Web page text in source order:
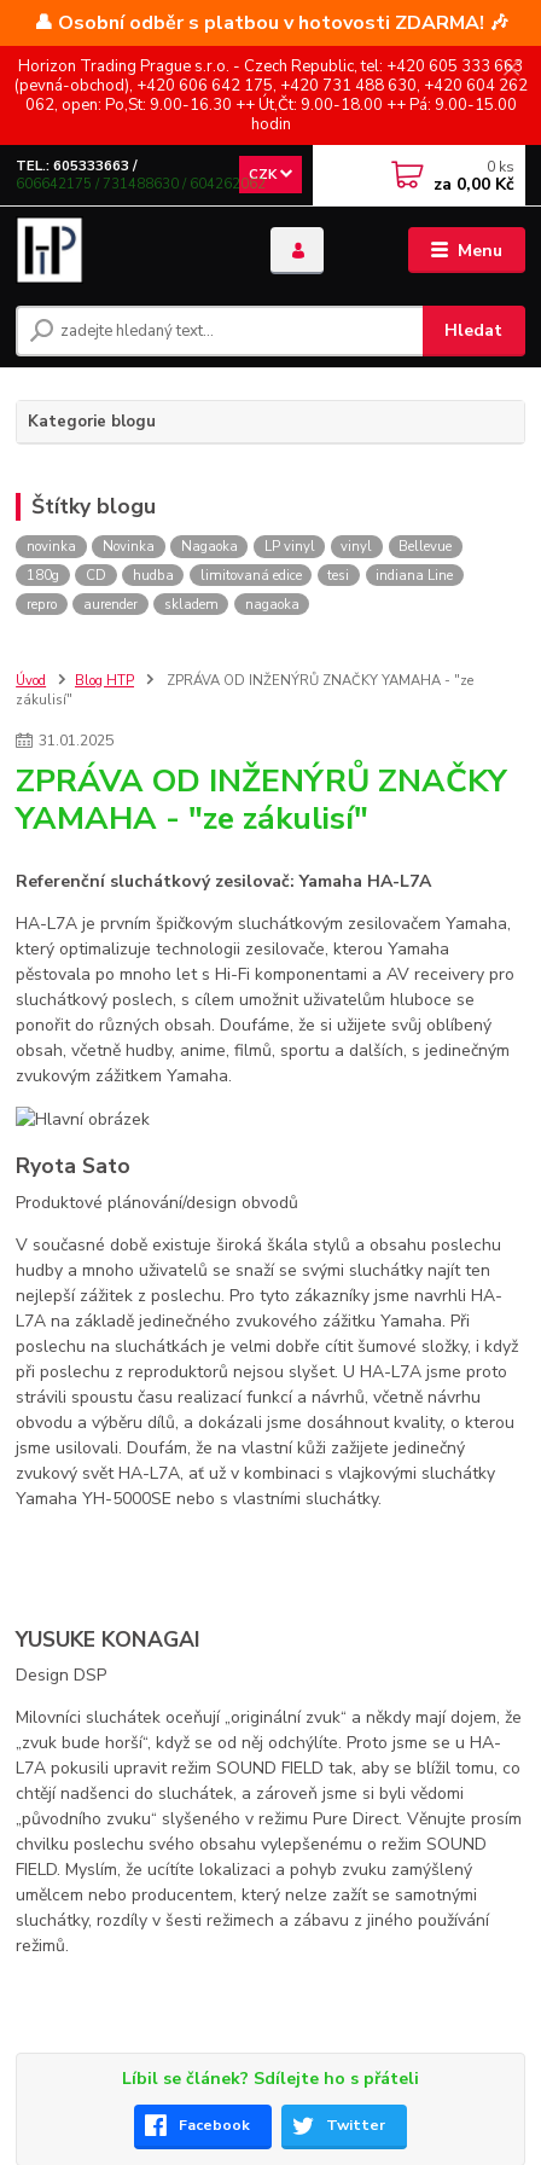
👤 Osobní odběr s platbou v hotovosti ZDARMA! 🎶
Horizon Trading Prague s.r.o. - Czech Republic, tel: +420 605 333 663
(pevná-obchod), +420 606 642 175, +420 731 488 630, +420 604 262
062, open: Po,St: 9.00-16.30 ++ Út,Čt: 9.00-18.00 ++ Pá: 9.00-15.00
hodin
Menu
CZK
Hledat
TEL.: 605333663 /
606642175 / 731488630 / 604262062
0 ks
za 0,00 Kč
Kategorie blogu
Štítky blogu
novinka Novinka Nagaoka LP vinyl vinyl
Bellevue
180g
CD hudba limitovaná edice tesi
indiana Line
repro
aurender skladem nagaoka
Úvod Blog HTP
ZPRÁVA OD INŽENÝRŮ ZNAČKY YAMAHA - "ze
zákulisí"
31.01.2025
ZPRÁVA OD INŽENÝRŮ ZNAČKY
YAMAHA - "ze zákulisí"
Referenční sluchátkový zesilovač: Yamaha HA-L7A
HA-L7A je prvním špičkovým sluchátkovým zesilovačem Yamaha,
který optimalizuje technologii zesilovače, kterou Yamaha
pěstovala po mnoho let s Hi-Fi komponentami a AV receivery pro
sluchátkový poslech, s cílem umožnit uživatelům hluboce se
ponořit do různých obsah. Doufáme, že si užijete svůj oblíbený
obsah, včetně hudby, anime, filmů, sportu a dalších, s jedinečným
zvukovým zážitkem Yamaha.
Ryota Sato
Produktové plánování/design obvodů
V současné době existuje široká škála stylů a obsahu poslechu
hudby a mnoho uživatelů se snaží se svými sluchátky najít ten
nejlepší zážitek z poslechu. Pro tyto zákazníky jsme navrhli HA-
L7A na základě jedinečného zvukového zážitku Yamaha. Při
poslechu na sluchátkách je velmi dobře cítit šumové složky, i když
při poslechu z reproduktorů nejsou slyšet. U HA-L7A jsme proto
strávili spoustu času realizací funkcí a návrhů, včetně návrhu
obvodu a výběru dílů, a dokázali jsme dosáhnout kvality, o kterou
jsme usilovali. Doufám, že na vlastní kůži zažijete jedinečný
zvukový svět HA-L7A, ať už v kombinaci s vlajkovými sluchátky
Yamaha YH-5000SE nebo s vlastními sluchátky.
YUSUKE KONAGAI
Design DSP
Milovníci sluchátek oceňují „originální zvuk“ a někdy mají dojem, že
„zvuk bude horší“, když se od něj odchýlíte. Proto jsme se u HA-
L7A pokusili upravit režim SOUND FIELD tak, aby se blížil tomu, co
chtějí nadšenci do sluchátek, a zároveň jsme si byli vědomi
„původního zvuku“ slyšeného v režimu Pure Direct. Věnujte prosím
chvilku poslechu svého obsahu vylepšenému o režim SOUND
FIELD. Myslím, že ucítíte lokalizaci a pohyb zvuku zamýšlený
umělcem nebo producentem, který nelze zažít se samotnými
sluchátky, rozdíly v šesti režimech a zábavu z jiného používání
režimů.
Líbil se článek? Sdílejte ho s přáteli
Facebook Twitter